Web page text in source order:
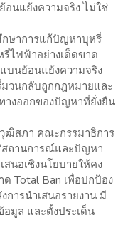
นแย้งความจริง ไม่ใช่
กษาการแก้ปัญหาบุหรี่
ไฟฟ้าอย่างเด็ดขาด
บนย้อนแย้งความจริง
วนกลับถูกกฎหมายและ
างออกของปัญหาที่ยั่งยืน
ฒิสภา คณะกรรมาธิการ
สถานการณ์และปัญหา
นอเชิงนโยบายให้คง
Total Ban เพื่อปกป้อง
ารนำเสนอรายงาน มี
มูล และตั้งประเด็น